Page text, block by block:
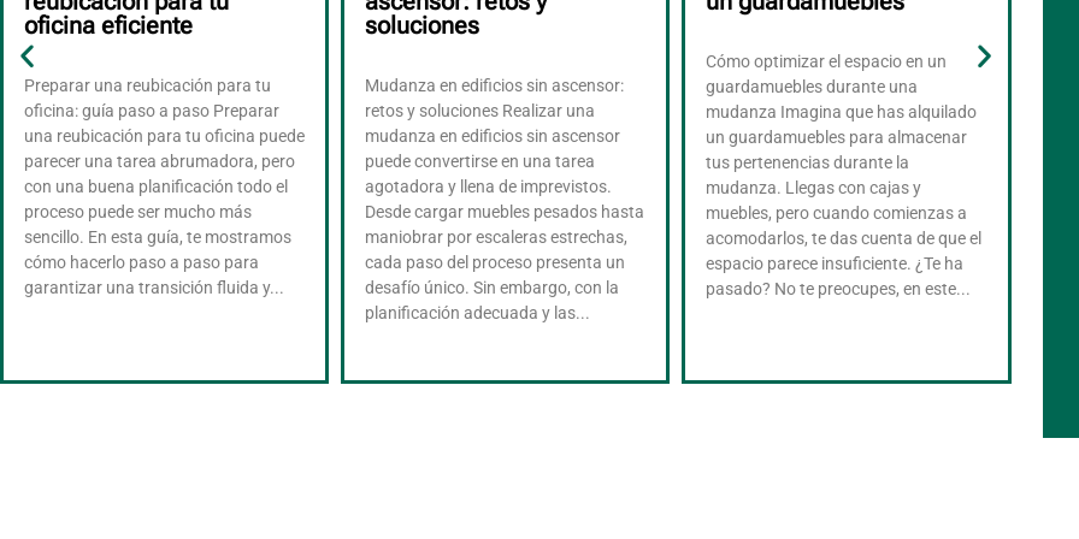
oficina eficiente
Preparar una reubicación para tu
oficina: guía paso a paso Preparar
una reubicación para tu oficina puede
parecer una tarea abrumadora, pero
con una buena planificación todo el
proceso puede ser mucho más
sencillo. En esta guía, te mostramos
cómo hacerlo paso a paso para
garantizar una transición fluida y...
soluciones
Mudanza en edificios sin ascensor:
retos y soluciones Realizar una
mudanza en edificios sin ascensor
puede convertirse en una tarea
agotadora y llena de imprevistos.
Desde cargar muebles pesados hasta
maniobrar por escaleras estrechas,
cada paso del proceso presenta un
desafío único. Sin embargo, con la
planificación adecuada y las...
Cómo optimizar el espacio en un
guardamuebles durante una
mudanza Imagina que has alquilado
un guardamuebles para almacenar
tus pertenencias durante la
mudanza. Llegas con cajas y
muebles, pero cuando comienzas a
acomodarlos, te das cuenta de que el
espacio parece insuficiente. ¿Te ha
pasado? No te preocupes, en este...